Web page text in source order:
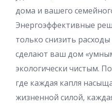
дома и вашего
Энергоэффективные
только снизить
сделают ваш дом
экологически чистым.
где каждая капля
жизненной силой,